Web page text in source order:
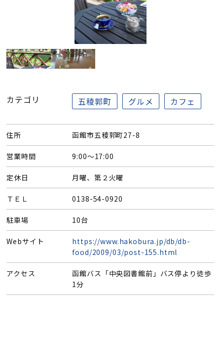
カテゴリ 五稜郭町 グルメ カフェ
住所 函館市五稜郭町27-8
営業時間 9:00～17:00
定休日 月曜、第２火曜
ＴＥＬ 0138-54-0920
駐車場 10台
Webサイト
https://www.hakobura.jp/db/db-
food/2009/03/post-155.html
アクセス
函館バス「中央図書館前」バス停より徒歩
1分